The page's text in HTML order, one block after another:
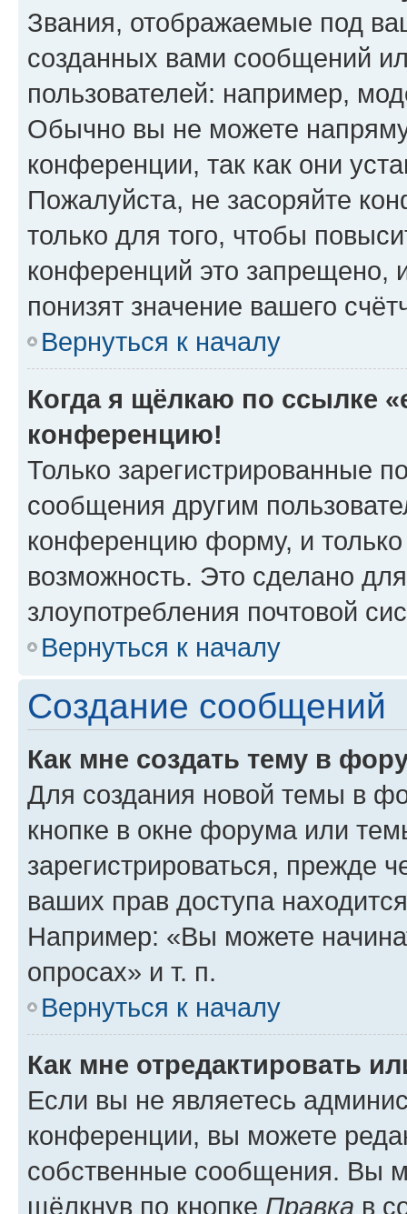
Звания, отображаемые под
созданных вами сообщений
пользователей: например,
Обычно вы не можете
конференции, так как они
Пожалуйста, не засоряйте
только для того, чтобы
конференций это запрещено,
понизят значение вашего
Вернуться к началу
Когда я щёлкаю по ссылке
конференцию!
Только зарегистрированные
сообщения другим
конференцию форму, и
возможность. Это сделано
злоупотребления почтовой
Вернуться к началу
Создание сообщений
Как мне создать тему в
Для создания новой темы в
кнопке в окне форума или
зарегистрироваться, прежде
ваших прав доступа
Например: «Вы можете
опросах» и т. п.
Вернуться к началу
Как мне отредактировать
Если вы не являетесь
конференции, вы можете
собственные сообщения. Вы
щёлкнув по кнопке Правка в